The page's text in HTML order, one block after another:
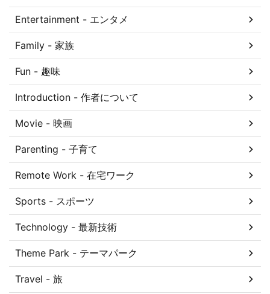
Entertainment - エンタメ
Family - 家族
Fun - 趣味
Introduction - 作者について
Movie - 映画
Parenting - 子育て
Remote Work - 在宅ワーク
Sports - スポーツ
Technology - 最新技術
Theme Park - テーマパーク
Travel - 旅